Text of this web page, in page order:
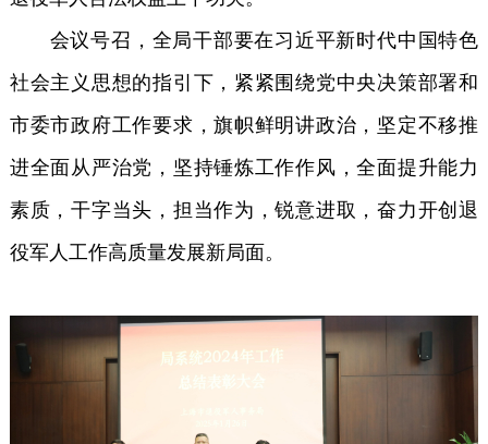
会议号召，全局干部要在习近平新时代中国特色
社会主义思想的指引下，紧紧围绕党中央决策部署和
市委市政府工作要求，旗帜鲜明讲政治，坚定不移推
进全面从严治党，坚持锤炼工作作风，全面提升能力
素质，干字当头，担当作为，锐意进取，奋力开创退
役军人工作高质量发展新局面。